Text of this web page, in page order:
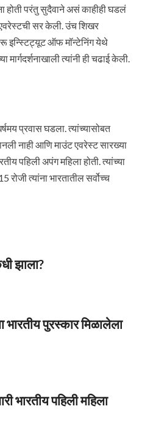
होती परंतु सुदैवाने असं काहीही घडलं
एवरेस्टची सर केली. उंच शिखर
इन्स्टिट्यूट ऑफ मॉन्टेनिंग येथे
त्यांनी ही चढाई केली.
प्रवास घडला. त्यांच्यासोबत
नाही आणि माउंट एवरेस्ट सारख्या
पहिली अपंग महिला होती. त्यांच्या
रोजी त्यांना भारतातील सर्वोच्च
झाला?
भारतीय पुरस्कार मिळालेला
भारतीय पहिली महिला